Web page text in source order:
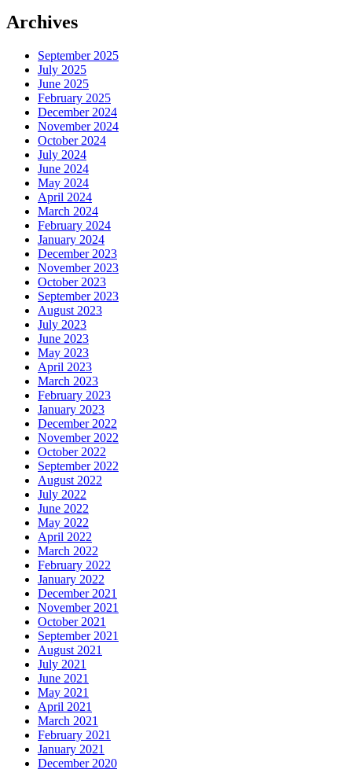
Archives
September 2025
July 2025
June 2025
February 2025
December 2024
November 2024
October 2024
July 2024
June 2024
May 2024
April 2024
March 2024
February 2024
January 2024
December 2023
November 2023
October 2023
September 2023
August 2023
July 2023
June 2023
May 2023
April 2023
March 2023
February 2023
January 2023
December 2022
November 2022
October 2022
September 2022
August 2022
July 2022
June 2022
May 2022
April 2022
March 2022
February 2022
January 2022
December 2021
November 2021
October 2021
September 2021
August 2021
July 2021
June 2021
May 2021
April 2021
March 2021
February 2021
January 2021
December 2020